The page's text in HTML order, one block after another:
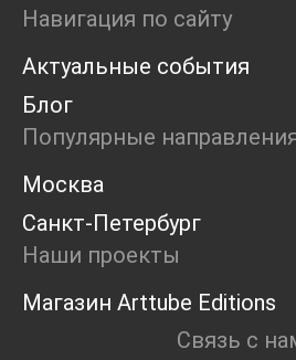
Ярмарка
Open call
Экскурсия
Дискуссия
Cosmoscow 2024
Blazar 2024
Встречи
Круглый стол
Навигация по сайту
Актуальные события
Блог
Популярные
Москва
Санкт-Петербург
Наши проекты
Магазин Arttube Editions
Связь с